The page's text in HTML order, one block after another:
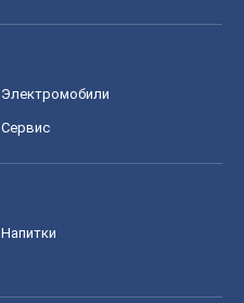
Электромобили
Сервис
Напитки